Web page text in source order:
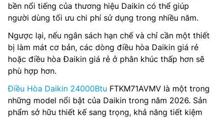
bền nổi tiếng của thương hiệu Daikin có thể giúp
người dùng tối ưu chi phí sử dụng trong nhiều năm.
Ngược lại, nếu ngân sách hạn chế và chỉ cần một thiết
bị làm mát cơ bản, các dòng điều hòa Daikin giá rẻ
hoặc điều hòa Đaikin giá rẻ ở phân khúc thấp hơn sẽ
phù hợp hơn.
Điều Hòa Daikin 24000Btu FTKM71AVMV là một trong
những model nổi bật của Daikin trong năm 2026. Sản
phẩm sở hữu thiết kế sang trọng, khả năng tiết kiệm